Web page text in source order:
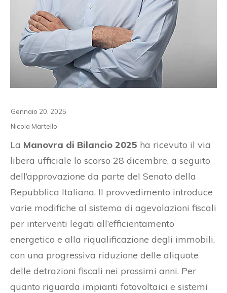
Gennaio 20, 2025
Nicola Martello
La Manovra di Bilancio 2025 ha ricevuto il via
libera ufficiale lo scorso 28 dicembre, a seguito
dell’approvazione da parte del Senato della
Repubblica Italiana. Il provvedimento introduce
varie modifiche al sistema di agevolazioni fiscali
per interventi legati all’efficientamento
energetico e alla riqualificazione degli immobili,
con una progressiva riduzione delle aliquote
delle detrazioni fiscali nei prossimi anni. Per
quanto riguarda impianti fotovoltaici e sistemi